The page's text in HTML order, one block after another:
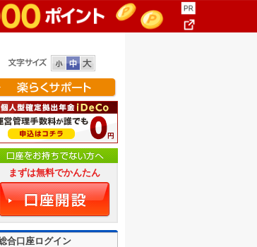
まずは無料でかんたん
合口座ログイン